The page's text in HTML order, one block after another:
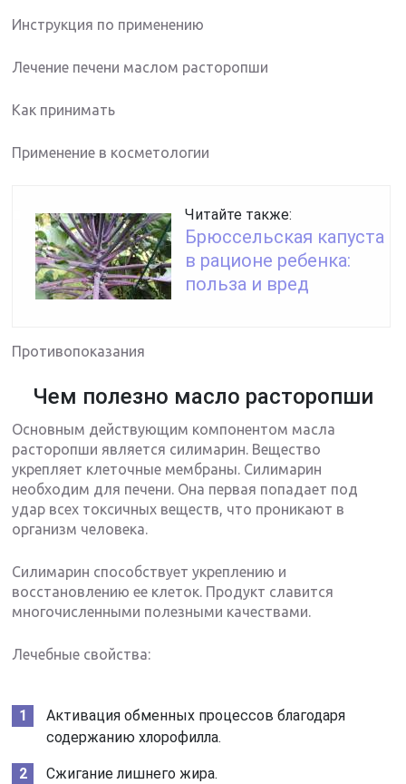
Инструкция по применению
Лечение печени маслом расторопши
Как принимать
Применение в косметологии
Читайте также:
Брюссельская капуста
в рационе ребенка:
польза и вред
Противопоказания
Чем полезно масло расторопши
Основным действующим компонентом масла
расторопши является силимарин. Вещество
укрепляет клеточные мембраны. Силимарин
необходим для печени. Она первая попадает под
удар всех токсичных веществ, что проникают в
организм человека.
Силимарин способствует укреплению и
восстановлению ее клеток. Продукт славится
многочисленными полезными качествами.
Лечебные свойства:
Активация обменных процессов благодаря
содержанию хлорофилла.
Сжигание лишнего жира.